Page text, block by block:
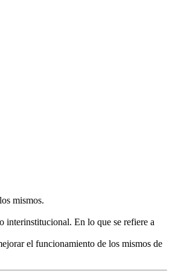
mismos.
interinstitucional. En lo que se refiere a
el funcionamiento de los mismos de